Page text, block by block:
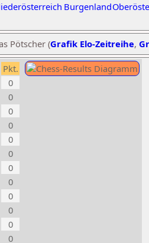
Burgenland
Pötscher (Grafik Elo-Zeitreihe,
Pkt.
0
0
0
0
0
0
0
0
0
0
0
0